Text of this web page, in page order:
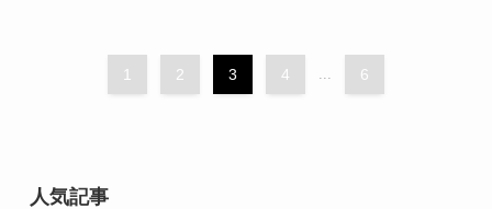
1 2 3 4 ... 6
人気記事